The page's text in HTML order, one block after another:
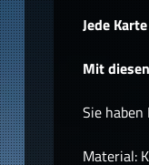
Jede
Mit
Sie haben
Material: